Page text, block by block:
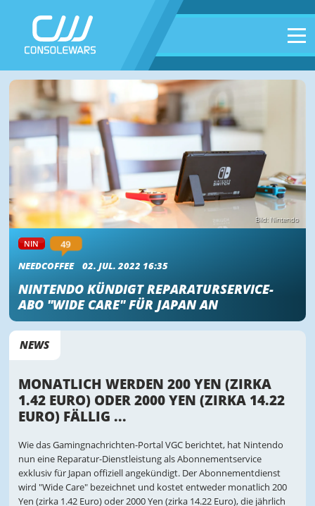
Bild: Nintendo
NIN 49
NEEDCOFFEE 02. JUL. 2022 16:35
NINTENDO KÜNDIGT REPARATURSERVICE-
ABO "WIDE CARE" FÜR JAPAN AN
NEWS
MONATLICH WERDEN 200 YEN (ZIRKA
1.42 EURO) ODER 2000 YEN (ZIRKA 14.22
EURO) FÄLLIG ...
Wie das Gamingnachrichten-Portal VGC berichtet, hat Nintendo
nun eine Reparatur-Dienstleistung als Abonnementservice
exklusiv für Japan offiziell angekündigt. Der Abonnementdienst
wird "Wide Care" bezeichnet und kostet entweder monatlich 200
Yen (zirka 1.42 Euro) oder 2000 Yen (zirka 14.22 Euro), die jährlich